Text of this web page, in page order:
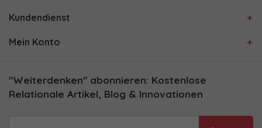
Kundendienst
Mein Konto
"Weiterdenken" abonnieren: Kostenlose
Relationale Artikel, Blog & Innovationen